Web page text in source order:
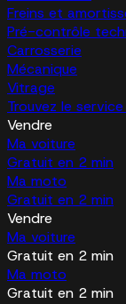
Freins et
Pré-contrôle
Carrosserie
Mécanique
Vitrage
Trouvez le
Vendre
Ma voiture
Gratuit en 2 min
Ma moto
Gratuit en 2 min
Vendre
Ma voiture
Gratuit en 2 min
Ma moto
Gratuit en 2 min